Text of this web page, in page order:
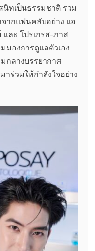
ทเป็นธรรมชาติ รวม
ากแฟนคลับอย่าง แอ
ละ โปรเกรส-ภาส
องการดูแลตัวเอง
กลางบรรยากาศ
าร่วมให้กำลังใจอย่าง